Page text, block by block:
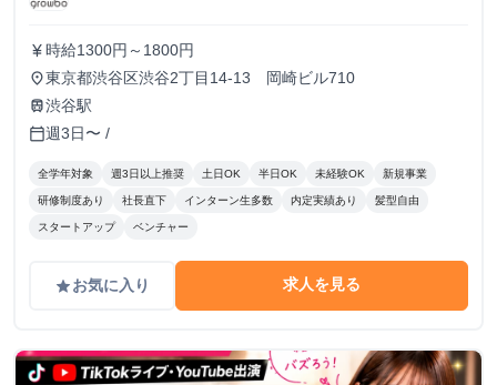
currency_yen 時給1300円～1800円
place東京都渋谷区渋谷2丁目14-13 岡崎ビル710
train渋谷駅
calendar_today週3日〜 /
全学年対象 週3日以上推奨 土日OK 半日OK 未経験OK 新規事業
研修制度あり 社長直下 インターン生多数 内定実績あり 髪型自由
スタートアップ ベンチャー
gradeお気に入り 求人を見る